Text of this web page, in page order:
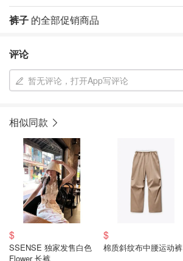
裤子 的全部促销商品
评论
暂无评论，打开App写评论
相似同款
$
SSENSE 独家发售白色
Flower 长裤
$
棉质斜纹布中腰运动裤